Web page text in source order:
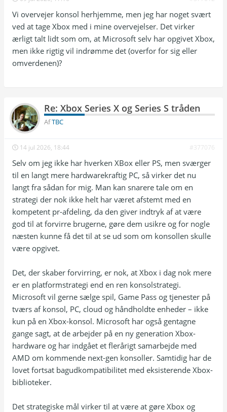
Vi overvejer konsol herhjemme, men jeg har noget svært
ved at tage Xbox med i mine overvejelser. Det virker
ærligt talt lidt som om, at Microsoft selv har opgivet Xbox,
men ikke rigtig vil indrømme det (overfor for sig eller
omverdenen)?
Re: Xbox Series X og Series S tråden
AfTBC
14 jul 2026, 18:44 #377076
Selv om jeg ikke har hverken XBox eller PS, men sværger
til en langt mere hardwarekraftig PC, så virker det nu
langt fra sådan for mig. Man kan snarere tale om en
strategi der nok ikke helt har været afstemt med en
kompetent pr-afdeling, da den giver indtryk af at være
god til at forvirre brugerne, gøre dem usikre og for nogle
næsten kunne få det til at se ud som om konsollen skulle
være opgivet.
Det, der skaber forvirring, er nok, at Xbox i dag nok mere
er en platformstrategi end en ren konsolstrategi.
Microsoft vil gerne sælge spil, Game Pass og tjenester på
tværs af konsol, PC, cloud og håndholdte enheder – ikke
kun på en Xbox-konsol. Microsoft har også gentagne
gange sagt, at de arbejder på en ny generation Xbox-
hardware og har indgået et flerårigt samarbejde med
AMD om kommende next-gen konsoller. Samtidig har de
lovet fortsat bagudkompatibilitet med eksisterende Xbox-
biblioteker.
Det strategiske mål virker til at være at gøre Xbox og